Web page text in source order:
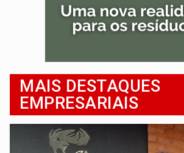
MAIS DESTAQUES
EMPRESARIAIS